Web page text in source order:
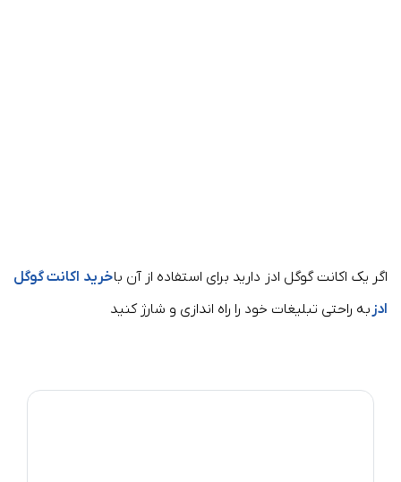
اگر یک اکانت گوگل ادز دارید برای استفاده از آن باخرید اکانت گوگل
ادز به راحتی تبلیغات خود را راه اندازی و شارژ کنید